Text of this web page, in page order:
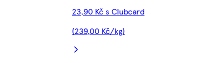
23,90 Kč s Clubcard
(239,00 Kč/kg)